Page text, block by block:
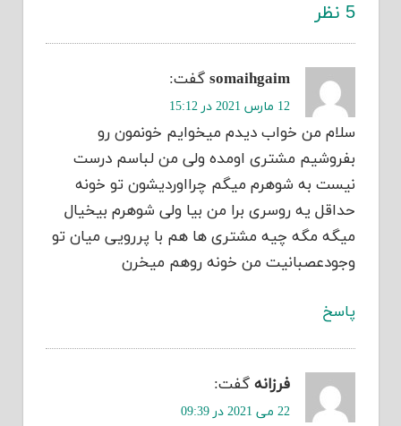
5 نظر
somaihgaim گفت:
12 مارس 2021 در 15:12
سلام من خواب دیدم میخوایم خونمون رو
بفروشیم مشتری اومده ولی من لباسم درست
نیست به شوهرم میگم چرااوردیشون تو خونه
حداقل یه روسری برا من بیا ولی شوهرم بیخیال
میگه مگه چیه مشتری ها هم با پررویی میان تو
وجودعصبانیت من خونه روهم میخرن
پاسخ
فرزانه گفت:
22 می 2021 در 09:39